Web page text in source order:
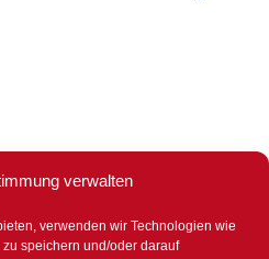
verwalten
verwenden wir Technologien wie
speichern und/oder darauf
bereit –